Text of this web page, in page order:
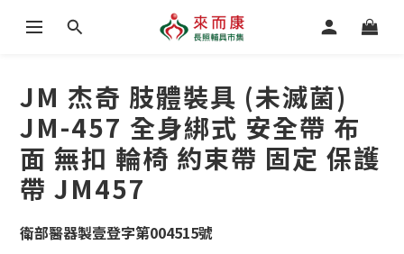
JM 杰奇 肢體裝具 (未滅菌)
JM-457 全身綁式 安全帶 布
面 無扣 輪椅 約束帶 固定 保護
帶 JM457
衛部醫器製壹登字第004515號